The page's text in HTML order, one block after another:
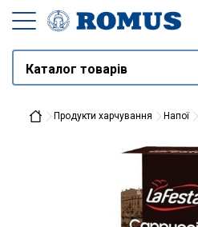
Каталог товарів
Продукти харчування Напої